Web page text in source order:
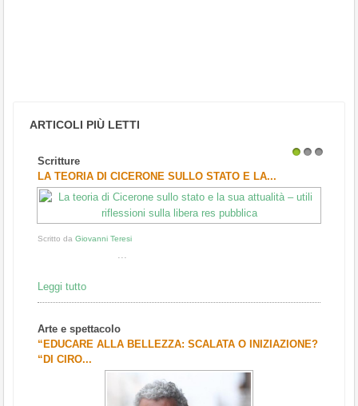
ARTICOLI PIÙ LETTI
Scritture
LA TEORIA DI CICERONE SULLO STATO E LA...
Scritto da Giovanni Teresi
Leggi tutto
Arte e spettacolo
“EDUCARE ALLA BELLEZZA: SCALATA O INIZIAZIONE?
“DI CIRO...